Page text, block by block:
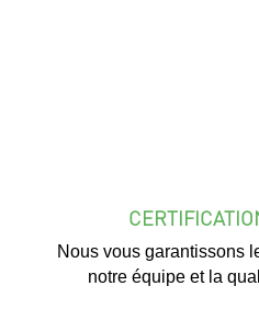
Nous vous garantissons
notre équipe et la